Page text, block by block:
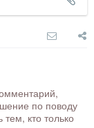
по поводу
кто только